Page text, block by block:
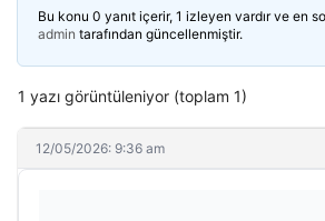
Bu konu 0 yanıt içerir, 1 izleyen vardır ve en
admin tarafından güncellenmiştir.
1 yazı görüntüleniyor (toplam 1)
12/05/2026: 9:36 am